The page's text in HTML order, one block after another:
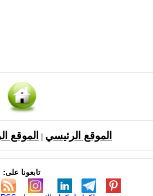
الموقع الرئيسي الموقع
تابعونا على: